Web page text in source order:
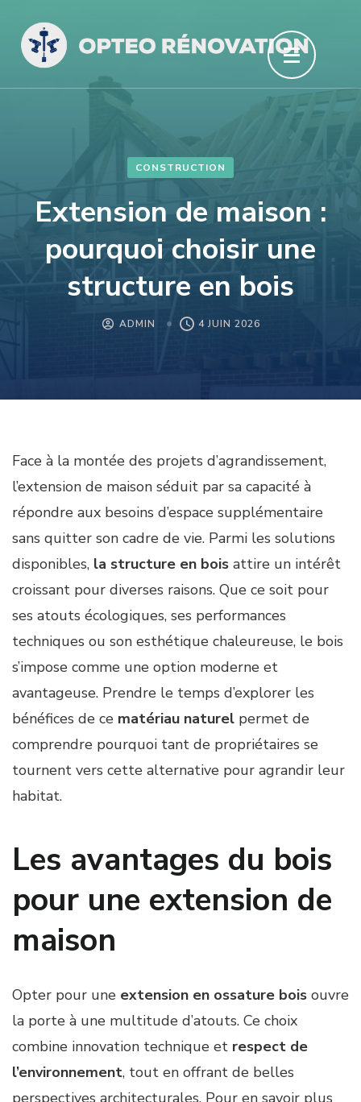
contenu
(Pressez
CONSTRUCTION
Extension de maison :
pourquoi choisir une
structure en bois
ADMIN 4 JUIN 2026
Face à la montée des projets d’agrandissement,
l’extension de maison séduit par sa capacité à
répondre aux besoins d’espace supplémentaire
sans quitter son cadre de vie. Parmi les solutions
disponibles, la structure en bois attire un intérêt
croissant pour diverses raisons. Que ce soit pour
ses atouts écologiques, ses performances
techniques ou son esthétique chaleureuse, le bois
s’impose comme une option moderne et
avantageuse. Prendre le temps d’explorer les
bénéfices de ce matériau naturel permet de
comprendre pourquoi tant de propriétaires se
tournent vers cette alternative pour agrandir leur
habitat.
Les avantages du bois
pour une extension de
maison
Opter pour une extension en ossature bois ouvre
la porte à une multitude d’atouts. Ce choix
combine innovation technique et respect de
l’environnement, tout en offrant de belles